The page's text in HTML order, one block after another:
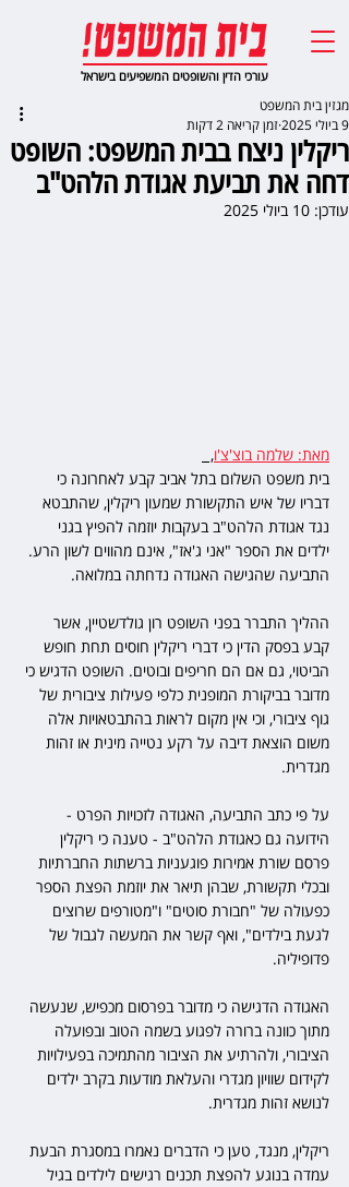
עורכי הדין והשופטים המשפיעים בישראל
ריקלין ניצח בבית המשפט: השופט
דחה את תביעת אגודת הלהט"ב
מגזין בית המשפט
9 ביולי 2025
זמן קריאה 2 דקות
עודכן: 10 ביולי 2025
מאת: שלמה בוצ'צ'ו,
בית משפט השלום בתל אביב קבע לאחרונה כי
דבריו של איש התקשורת שמעון ריקלין, שהתבטא
נגד אגודת הלהט"ב בעקבות יוזמה להפיץ בגני
ילדים את הספר "אני ג'אז", אינם מהווים לשון הרע.
התביעה שהגישה האגודה נדחתה במלואה.
ההליך התברר בפני השופט רון גולדשטיין, אשר
קבע בפסק הדין כי דברי ריקלין חוסים תחת חופש
הביטוי, גם אם הם חריפים ובוטים. השופט הדגיש כי
מדובר בביקורת המופנית כלפי פעילות ציבורית של
גוף ציבורי, וכי אין מקום לראות בהתבטאויות אלה
משום הוצאת דיבה על רקע נטייה מינית או זהות
מגדרית.
על פי כתב התביעה, האגודה לזכויות הפרט -
הידועה גם כאגודת הלהט"ב - טענה כי ריקלין
פרסם שורת אמירות פוגעניות ברשתות החברתיות
ובכלי תקשורת, שבהן תיאר את יוזמת הפצת הספר
כפעולה של "חבורת סוטים" ו"מטורפים שרוצים
לגעת בילדים", ואף קשר את המעשה לגבול של
פדופיליה.
האגודה הדגישה כי מדובר בפרסום מכפיש, שנעשה
מתוך כוונה ברורה לפגוע בשמה הטוב ובפועלה
הציבורי, ולהרתיע את הציבור מהתמיכה בפעילויות
לקידום שוויון מגדרי והעלאת מודעות בקרב ילדים
לנושא זהות מגדרית.
ריקלין, מנגד, טען כי הדברים נאמרו במסגרת הבעת
עמדה בנוגע להפצת תכנים רגישים לילדים בגיל